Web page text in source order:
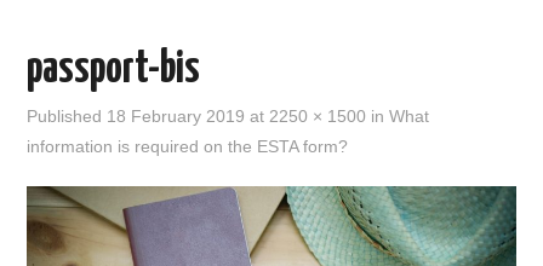
passport-bis
Published 18 February 2019 at 2250 × 1500 inWhat
information is required on the ESTA form?